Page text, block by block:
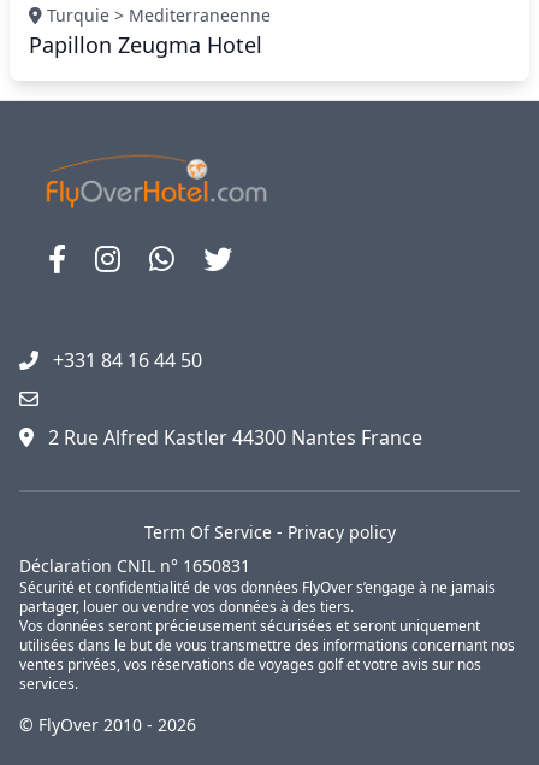
Turquie > Mediterraneenne
Papillon Zeugma Hotel
+331 84 16 44 50
2 Rue Alfred Kastler 44300 Nantes France
Term Of Service- Privacy policy
Déclaration CNIL n° 1650831
Sécurité et confidentialité de vos données FlyOver s’engage à ne jamais
partager, louer ou vendre vos données à des tiers.
Vos données seront précieusement sécurisées et seront uniquement
utilisées dans le but de vous transmettre des informations concernant nos
ventes privées, vos réservations de voyages golf et votre avis sur nos
services.
© FlyOver 2010 - 2026